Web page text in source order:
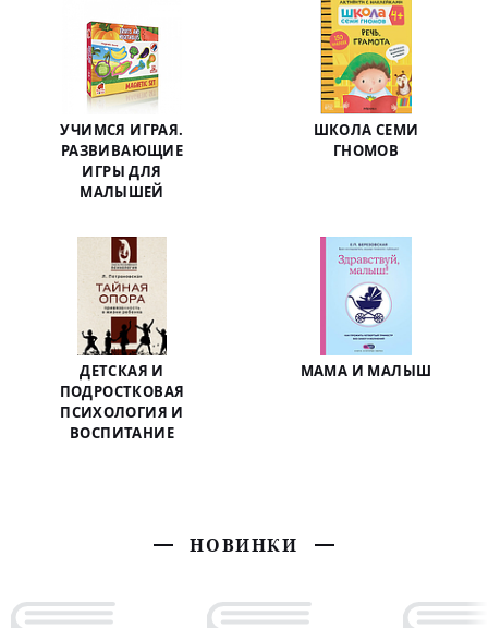
УЧИМСЯ ИГРАЯ.
РАЗВИВАЮЩИЕ
ИГРЫ ДЛЯ
МАЛЫШЕЙ
ШКОЛА СЕМИ
ГНОМОВ
ДЕТСКАЯ И
ПОДРОСТКОВАЯ
ПСИХОЛОГИЯ И
ВОСПИТАНИЕ
МАМА И МАЛЫШ
НОВИНКИ